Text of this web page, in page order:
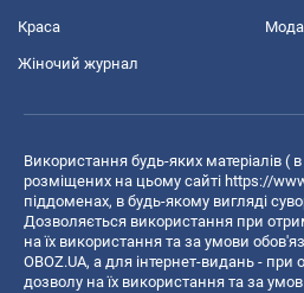
Краса Мода
Жіночий журнал
Використання будь-яких матеріалів (
розміщених на цьому сайті https://
піддоменах, в будь-якому вигляді
Дозволяється використання при
на їх використання та за умови
OBOZ.UA, а для інтернет-видань -
дозволу на їх використання та за